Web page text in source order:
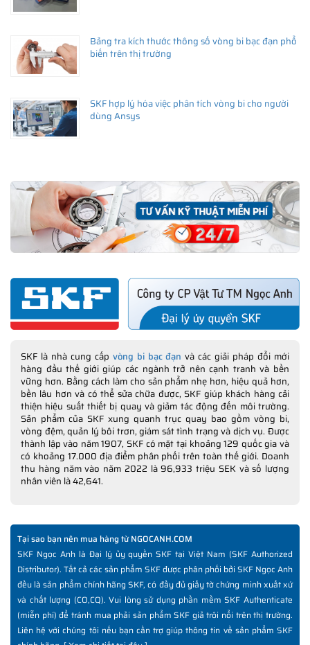
Bảng tra kích thước thông số vòng bi bạc đạn phổ
biến trên thị trường
SKF hợp lý hóa việc phân tích vòng bi cho người
dùng Ansys
SKF là nhà cung cấp vòng bi bạc đạn và các giải pháp đổi mới
hàng đầu thế giới giúp các ngành trở nên cạnh tranh và bền
vững hơn. Bằng cách làm cho sản phẩm nhẹ hơn, hiệu quả hơn,
bền lâu hơn và có thể sửa chữa được, SKF giúp khách hàng cải
thiện hiệu suất thiết bị quay và giảm tác động đến môi trường.
Sản phẩm của SKF xung quanh trục quay bao gồm vòng bi,
vòng đệm, quản lý bôi trơn, giám sát tình trạng và dịch vụ. Được
thành lập vào năm 1907, SKF có mặt tại khoảng 129 quốc gia và
có khoảng 17.000 địa điểm phân phối trên toàn thế giới. Doanh
thu hàng năm vào năm 2022 là 96,933 triệu SEK và số lượng
nhân viên là 42,641.
Tại sao bạn nên mua hàng từ NGOCANH.COM
SKF Ngọc Anh là Đại lý ủy quyền SKF tại Việt Nam (SKF Authorized
Distributor). Tất cả các sản phẩm SKF được phân phối bởi SKF Ngọc Anh
đều là sản phẩm chính hãng SKF, có đầy đủ giấy tờ chứng minh xuất xứ
và chất lượng (CO,CQ). Vui lòng sử dụng phần mềm SKF Authenticate
(miễn phí) để tránh mua phải sản phẩm SKF giả trôi nổi trên thị trường.
Liên hệ với chúng tôi nếu bạn cần trợ giúp thông tin về sản phẩm SKF